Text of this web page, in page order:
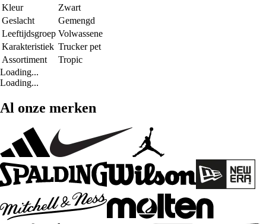
Kleur
Zwart
Geslacht
Gemengd
Leeftijdsgroep Volwassene
Karakteristiek Trucker pet
Assortiment
Tropic
Loading...
Loading...
Al onze merken